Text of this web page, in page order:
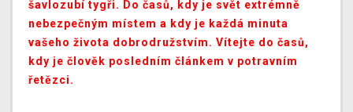
šavlozubí tygři. Do časů, kdy je svět extrémně
nebezpečným místem a kdy je každá minuta
vašeho života dobrodružstvím. Vítejte do časů,
kdy je člověk posledním článkem v potravním
řetězci.